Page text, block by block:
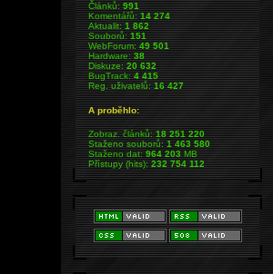
Článků:991
Komentářů:14 274
Aktualit:1 862
Souborů:151
WebForum:49 501
Hardware:38
Diskuze:20 632
BugTrack:4 415
Reg. uživatelů:16 427
A proběhlo:
Zobraz. článků:18 251 220
Staženo souborů:1 463 580
Staženo dat:964 203MB
Přístupy (hits):232 754 112